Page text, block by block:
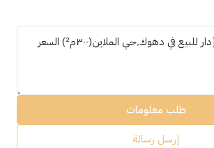
طلب معلومات
إرسل رسالة